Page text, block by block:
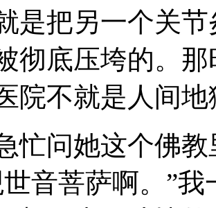
是把另一个关
彻底压垮的。
院不就是人间
问她这个佛教
音菩萨啊。”